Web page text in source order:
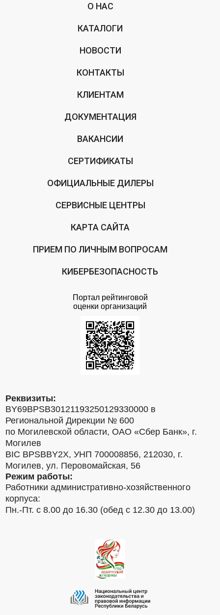
О НАС
КАТАЛОГИ
НОВОСТИ
КОНТАКТЫ
КЛИЕНТАМ
ДОКУМЕНТАЦИЯ
ВАКАНСИИ
СЕРТИФИКАТЫ
ОФИЦИАЛЬНЫЕ ДИЛЕРЫ
СЕРВИСНЫЕ ЦЕНТРЫ
КАРТА САЙТА
ПРИЕМ ПО ЛИЧНЫМ ВОПРОСАМ
КИБЕРБЕЗОПАСНОСТЬ
Портал рейтинговой
оценки организаций
Реквизиты:
BY69BPSB30121193250129330000 в
Региональной Дирекции № 600
по Могилевской области, ОАО «Сбер Банк», г.
Могилев
BIC BPSBBY2X, УНП 700008856, 212030, г.
Могилев, ул. Перовомайская, 56
Режим работы:
Работники административно-хозяйственного
корпуса:
Пн.-Пт. с 8.00 до 16.30 (обед с 12.30 до 13.00)